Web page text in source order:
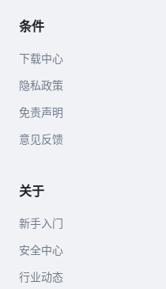
条件
下载中心
隐私政策
免责声明
意见反馈
关于
新手入门
安全中心
行业动态